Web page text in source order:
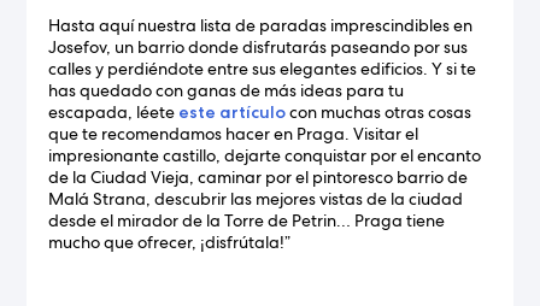
Hasta aquí nuestra lista de paradas imprescindibles en
Josefov, un barrio donde disfrutarás paseando por sus
calles y perdiéndote entre sus elegantes edificios. Y si te
has quedado con ganas de más ideas para tu
escapada, léete este artículocon muchas otras cosas
que te recomendamos hacer en Praga. Visitar el
impresionante castillo, dejarte conquistar por el encanto
de la Ciudad Vieja, caminar por el pintoresco barrio de
Malá Strana, descubrir las mejores vistas de la ciudad
desde el mirador de la Torre de Petrin… Praga tiene
mucho que ofrecer, ¡disfrútala!”